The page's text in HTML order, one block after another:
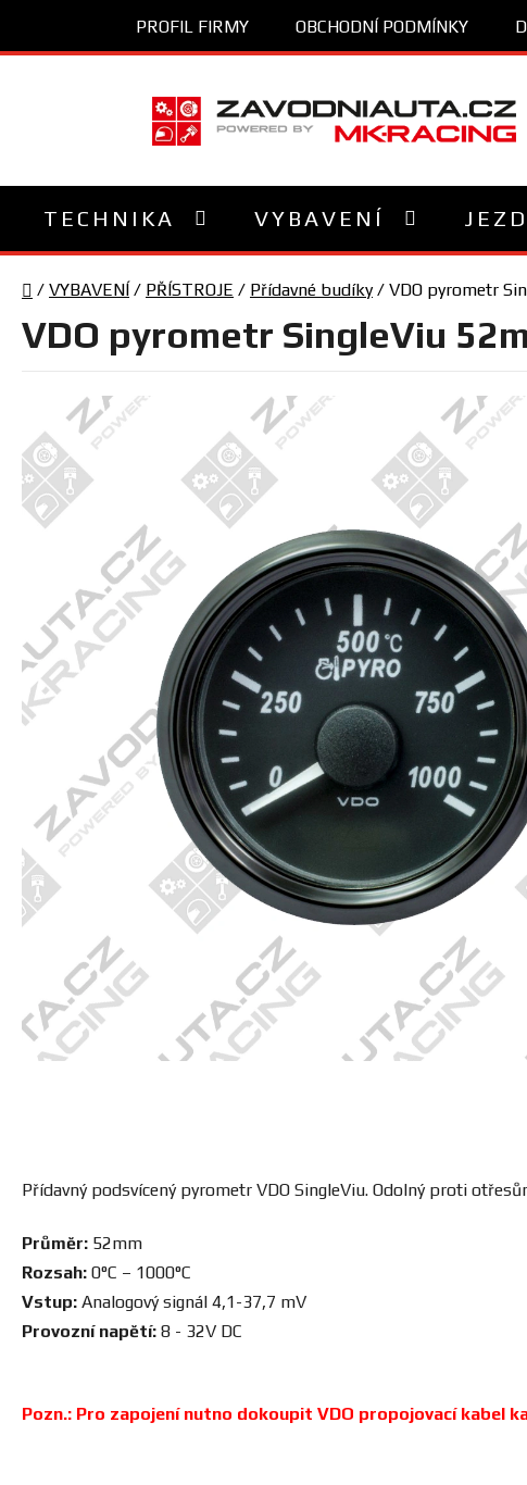
obsah
PROFIL FIRMY OBCHODNÍ PODMÍNKY
TECHNIKA VYBAVENÍ
Domů
/ VYBAVENÍ / PŘÍSTROJE / Přídavné budíky / VDO pyrometr
VDO pyrometr SingleViu
Přídavný podsvícený pyrometr VDO SingleViu. Odolný proti
Průměr: 52mm
Rozsah: 0°C – 1000°C
Vstup: Analogový signál 4,1-37,7 mV
Provozní napětí: 8 - 32V DC
Pozn.: Pro zapojení nutno dokoupit VDO propojovací kabel